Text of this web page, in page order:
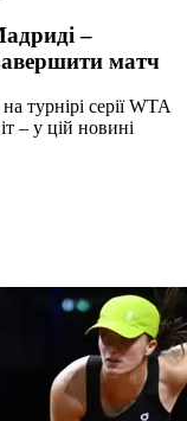
–
матч
турнірі серії WTA
– у цій новині